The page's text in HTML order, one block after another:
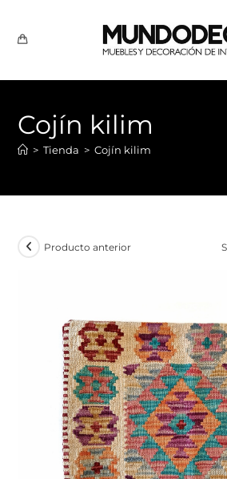
Cojín kilim
> Tienda > Cojín kilim
Producto anterior